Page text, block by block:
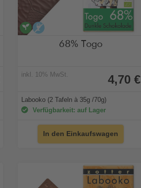
veganalkoholfrei
68% Togo
inkl. 10% MwSt. 4,70 €
Labooko (2 Tafeln à 35g /70g)
Verfügbarkeit: auf Lager
In den Einkaufswagen